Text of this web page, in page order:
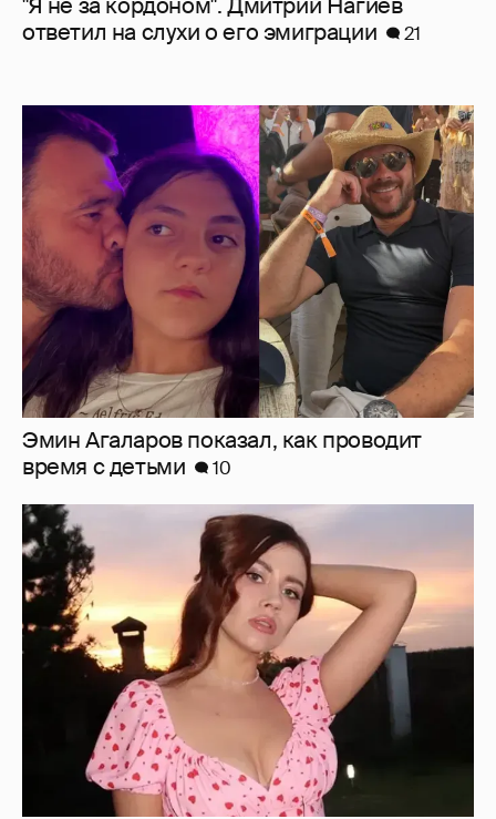
Эмин Агаларов показал, как проводит
время с детьми
10
"Мне искренне больно". Олеся Иванченко
ответила на критику в сети за поддержку
"Колобка"
27